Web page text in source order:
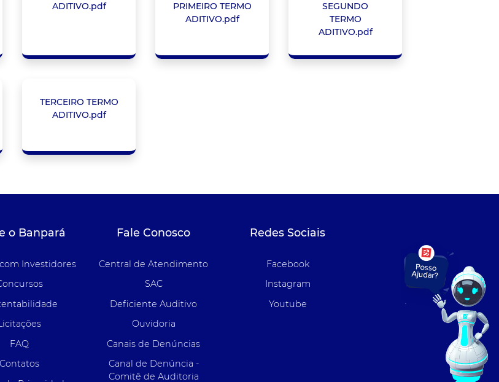
ADITIVO.pdf
PRIMEIRO TERMO
ADITIVO.pdf
SEGUNDO
TERMO
ADITIVO.pdf
TERCEIRO TERMO
ADITIVO.pdf
o Banpará
Investidores
FAQ
Contatos
Fale Conosco
Central de Atendimento
SAC
Deficiente Auditivo
Ouvidoria
Canais de Denúncias
Canal de Denúncia -
Comitê de Auditoria
Redes Sociais
Facebook
Instagram
Youtube